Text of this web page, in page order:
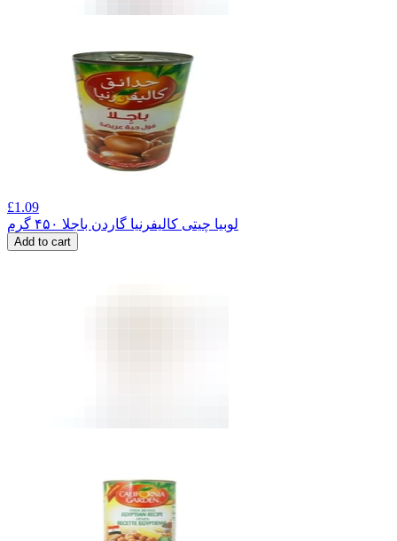
£1.09
لوبیا چیتی کالیفرنیا گاردن باجلا ۴۵۰ گرم
Add to cart